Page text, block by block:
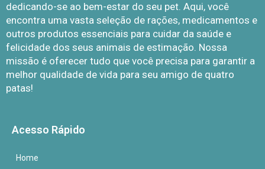
dedicando-se ao bem-estar do seu pet. Aqui, você
encontra uma vasta seleção de rações, medicamentos e
outros produtos essenciais para cuidar da saúde e
felicidade dos seus animais de estimação. Nossa
missão é oferecer tudo que você precisa para garantir a
melhor qualidade de vida para seu amigo de quatro
patas!
Acesso Rápido
Home